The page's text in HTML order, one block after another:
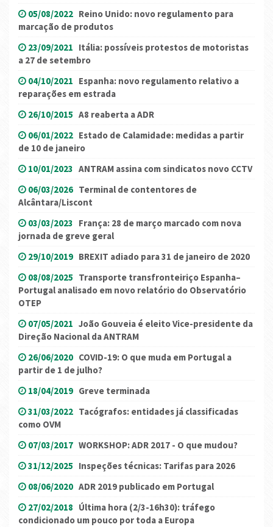
05/08/2022 Reino Unido: novo regulamento para
marcação de produtos
23/09/2021 Itália: possíveis protestos de motoristas
a 27 de setembro
04/10/2021 Espanha: novo regulamento relativo a
reparações em estrada
26/10/2015 A8 reaberta a ADR
06/01/2022 Estado de Calamidade: medidas a partir
de 10 de janeiro
10/01/2023 ANTRAM assina com sindicatos novo CCTV
06/03/2026 Terminal de contentores de
Alcântara/Liscont
03/03/2023 França: 28 de março marcado com nova
jornada de greve geral
29/10/2019 BREXIT adiado para 31 de janeiro de 2020
08/08/2025 Transporte transfronteiriço Espanha–
Portugal analisado em novo relatório do Observatório
OTEP
07/05/2021 João Gouveia é eleito Vice-presidente da
Direção Nacional da ANTRAM
26/06/2020 COVID-19: O que muda em Portugal a
partir de 1 de julho?
18/04/2019 Greve terminada
31/03/2022 Tacógrafos: entidades já classificadas
como OVM
07/03/2017 WORKSHOP: ADR 2017 - O que mudou?
31/12/2025 Inspeções técnicas: Tarifas para 2026
08/06/2020 ADR 2019 publicado em Portugal
27/02/2018 Última hora (2/3-16h30): tráfego
condicionado um pouco por toda a Europa